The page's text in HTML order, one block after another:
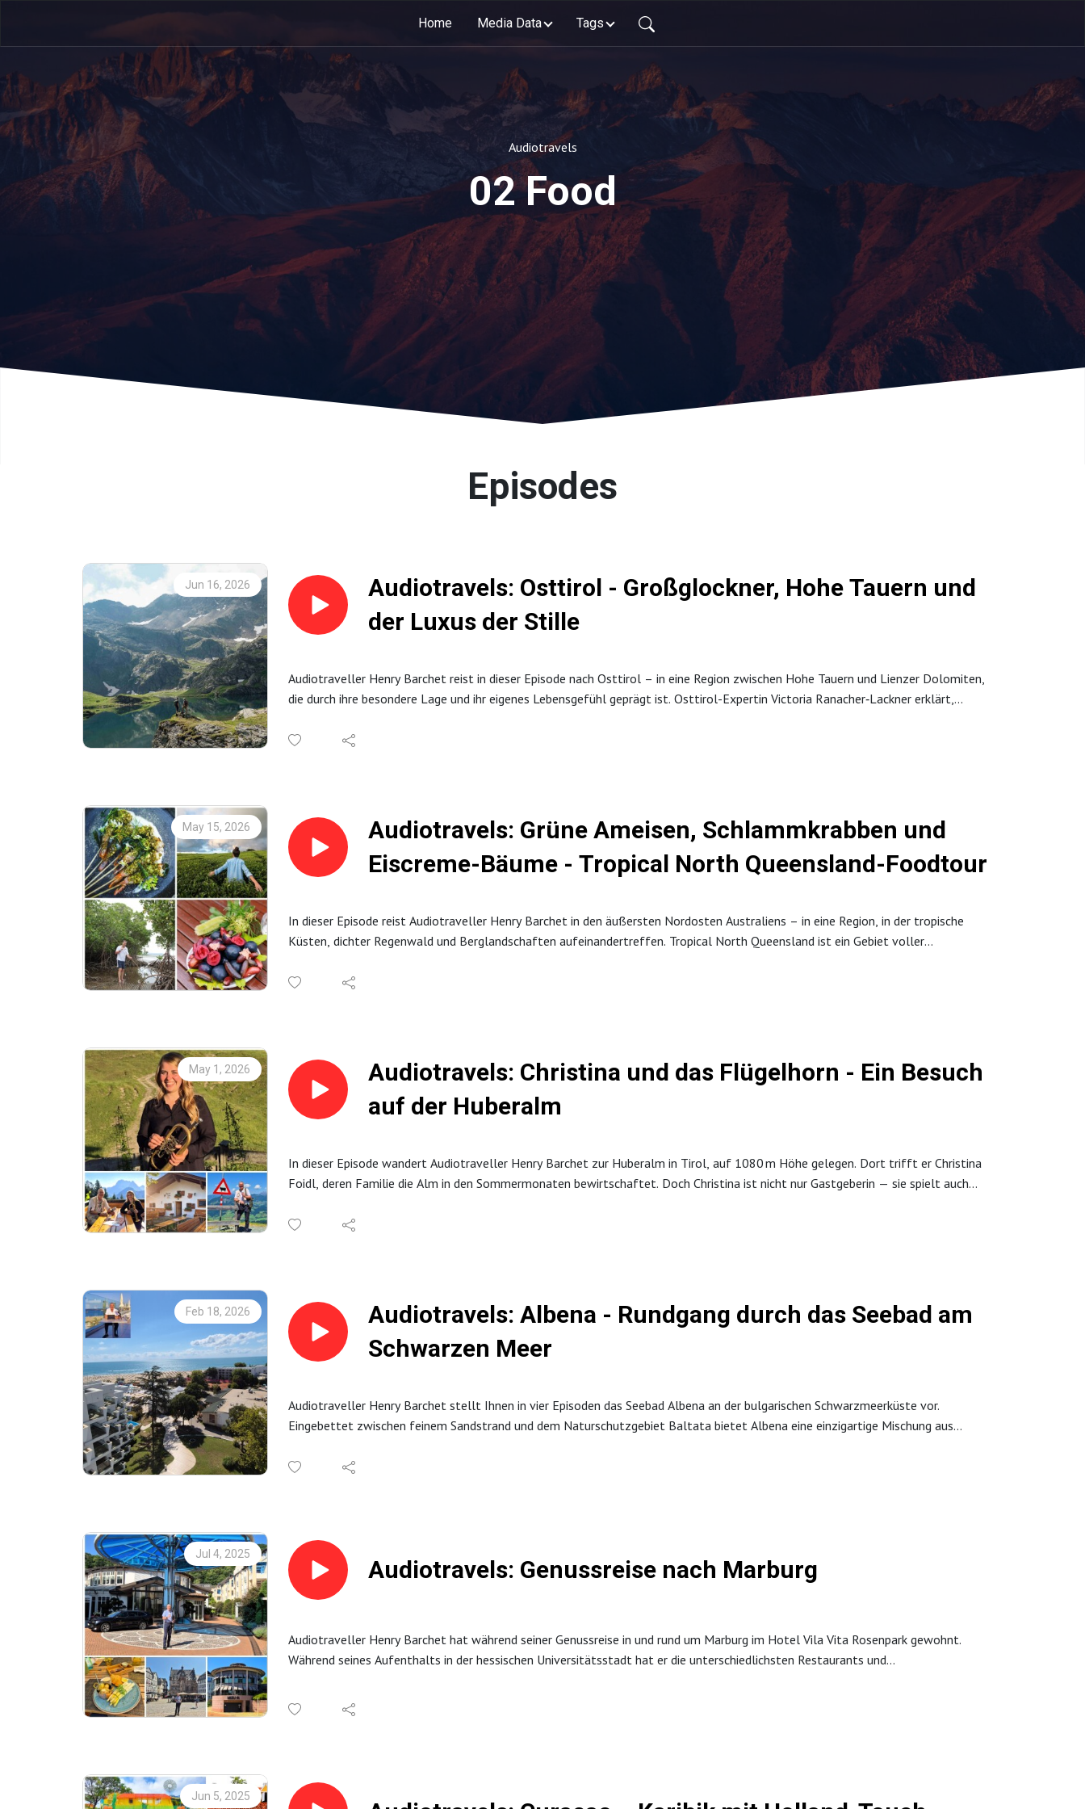
Home Media Data Tags
Audiotravels
02 Food
Episodes
Jun 16, 2026
Audiotravels: Osttirol - Großglockner, Hohe Tauern und
der Luxus der Stille
Audiotraveller Henry Barchet reist in dieser Episode nach Osttirol – in eine Region zwischen Hohe Tauern und Lienzer Dolomiten,
die durch ihre besondere Lage und ihr eigenes Lebensgefühl geprägt ist. Osttirol-Expertin Victoria Ranacher‑Lackner erklärt,
erlebbar ist – von Familienwegen bis zu magischen Orten wie der „Verborgenen Welt“. Natürlich darf auch der Großglockner nicht
Osttirol
May 15, 2026
Audiotravels: Grüne Ameisen, Schlammkrabben und
Eiscreme-Bäume - Tropical North Queensland-Foodtour
In dieser Episode reist Audiotraveller Henry Barchet in den äußersten Nordosten Australiens – in eine Region, in der tropische
Küsten, dichter Regenwald und Berglandschaften aufeinandertreffen. Tropical North Queensland ist ein Gebiet voller
entdeckt und genutzt wurden.
Aborigines.
May 1, 2026
Audiotravels: Christina und das Flügelhorn - Ein Besuch
auf der Huberalm
In dieser Episode wandert Audiotraveller Henry Barchet zur Huberalm in Tirol, auf 1080 m Höhe gelegen. Dort trifft er Christina
Foidl, deren Familie die Alm in den Sommermonaten bewirtschaftet. Doch Christina ist nicht nur Gastgeberin — sie spielt auch
Weitere Informationen auch unter Huberalm
Feb 18, 2026
Audiotravels: Albena - Rundgang durch das Seebad am
Schwarzen Meer
Audiotraveller Henry Barchet stellt Ihnen in vier Episoden das Seebad Albena an der bulgarischen Schwarzmeerküste vor.
Eingebettet zwischen feinem Sandstrand und dem Naturschutzgebiet Baltata bietet Albena eine einzigartige Mischung aus
Mehr Informationen unter Albena
Jul 4, 2025
Audiotravels: Genussreise nach Marburg
Audiotraveller Henry Barchet hat während seiner Genussreise in und rund um Marburg im Hotel Vila Vita Rosenpark gewohnt.
Während seines Aufenthalts in der hessischen Universitätsstadt hat er die unterschiedlichsten Restaurants und
00:15 Vila Vita Rosenpark
05:20 Hofgut Dagobertshausen
21:10 Eisbar Aroma
24:10 Mizu
Jun 5, 2025